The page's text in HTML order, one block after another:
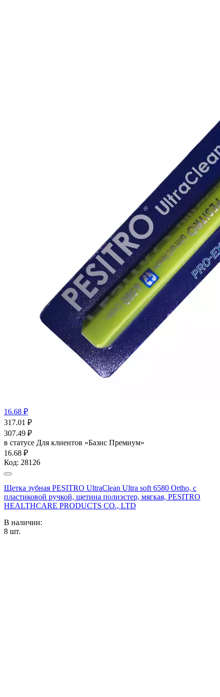
16.68 ₽
317.01 ₽
307.49 ₽
в статусе Для клиентов «Базис Премиум»
16.68 ₽
Код: 28126
Щетка зубная PESITRO UltraClean Ultra soft 6580 Ortho, с
пластиковой ручкой, щетина полиэстер, мягкая, PESITRO
HEALTHCARE PRODUCTS CO., LTD
В наличии:
8 шт.